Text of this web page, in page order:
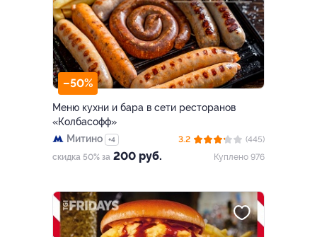
–50%
Меню кухни и бара в сети ресторанов
«Колбасофф»
Митино
+4
скидка 50% за 200 руб.
3.2
(445)
Куплено 976